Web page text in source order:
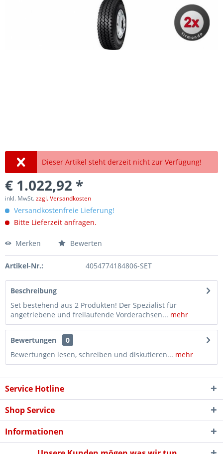
Dieser Artikel steht derzeit nicht zur Verfügung!
€ 1.022,92 *
inkl. MwSt.zzgl. Versandkosten
Versandkostenfreie Lieferung!
Bitte Lieferzeit anfragen.
Merken Bewerten
Artikel-Nr.: 4054774184806-SET
Beschreibung
Set bestehend aus 2 Produkten! Der Spezialist für
angetriebene und freilaufende Vorderachsen... mehr
Bewertungen
0
Bewertungen lesen, schreiben und diskutieren... mehr
Service Hotline
Shop Service
Informationen